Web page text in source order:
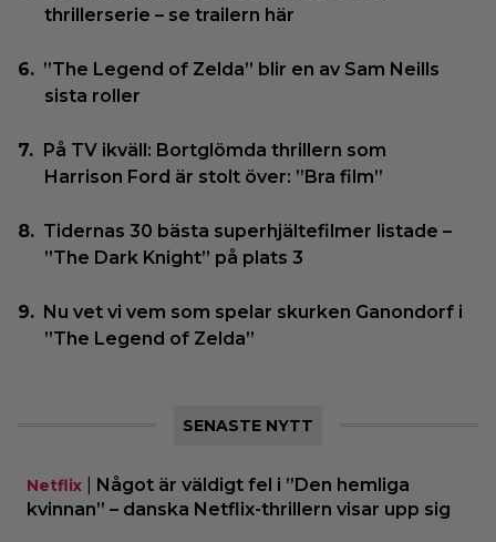
thrillerserie – se trailern här
”The Legend of Zelda” blir en av Sam Neills
sista roller
På TV ikväll: Bortglömda thrillern som
Harrison Ford är stolt över: ”Bra film”
Tidernas 30 bästa superhjältefilmer listade –
”The Dark Knight” på plats 3
Nu vet vi vem som spelar skurken Ganondorf i
”The Legend of Zelda”
SENASTE NYTT
Netflix
Något är väldigt fel i ”Den hemliga
kvinnan” – danska Netflix-thrillern visar upp sig